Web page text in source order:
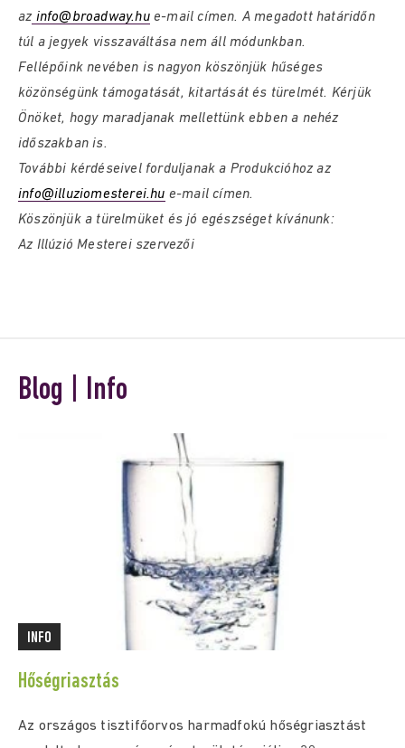
azinfo@broadway.hue-mail címen. A megadott határidőn
túl a jegyek visszaváltása nem áll módunkban.
Fellépőink nevében is nagyon köszönjük hűséges
közönségünk támogatását, kitartását és türelmét. Kérjük
Önöket, hogy maradjanak mellettünk ebben a nehéz
időszakban is.
További kérdéseivel forduljanak a Produkcióhoz az
info@illuziomesterei.hu e-mail címen.
Köszönjük a türelmüket és jó egészséget kívánunk:
Az Illúzió Mesterei szervezői
Blog | Info
INFO
Hőségriasztás
Az országos tisztifőorvos harmadfokú hőségriasztást